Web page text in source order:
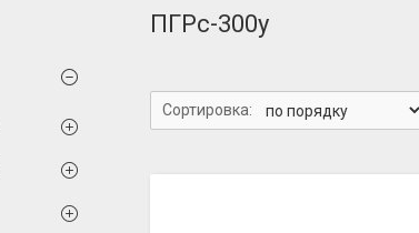
ПГРс-300у